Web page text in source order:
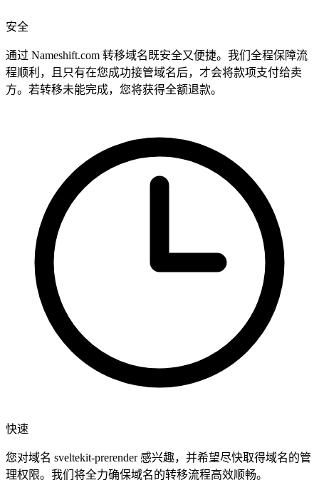
安全
通过 Nameshift.com 转移域名既安全又便捷。我们全程保障流
程顺利，且只有在您成功接管域名后，才会将款项支付给卖
方。若转移未能完成，您将获得全额退款。
快速
您对域名 sveltekit-prerender 感兴趣，并希望尽快取得域名的管
理权限。我们将全力确保域名的转移流程高效顺畅。